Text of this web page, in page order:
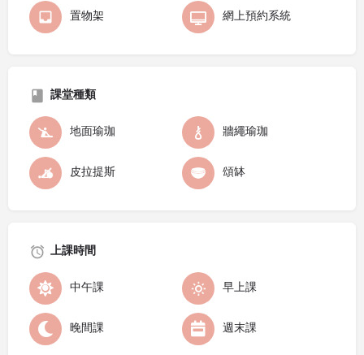
置物架 網上預約系統
課堂種類
地面瑜珈 牆繩瑜珈
皮拉提斯 頌缽
上課時間
中午課 早上課
晚間課 週末課